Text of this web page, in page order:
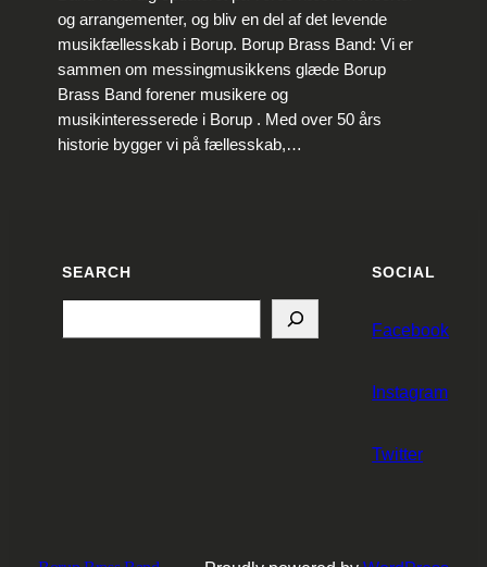
og arrangementer, og bliv en del af det levende
musikfællesskab i Borup. Borup Brass Band: Vi er
sammen om messingmusikkens glæde Borup
Brass Band forener musikere og
musikinteresserede i Borup . Med over 50 års
historie bygger vi på fællesskab,…
SEARCH SOCIAL
Facebook
Instagram
Twitter